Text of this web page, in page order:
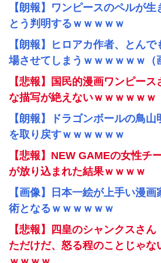
【朗報】ワンピースのペルが
とう判明するｗｗｗｗｗ
【朗報】ヒロアカ作者、とん
場させてしまうｗｗｗｗｗｗ（
【悲報】国民的漫画ワンピー
な描写が絶えないｗｗｗｗｗｗ
【朗報】ドラゴンボールの鳥
を取り戻すｗｗｗｗｗｗ
【悲報】NEW GAMEの女性チ
が放り込まれた結果ｗｗｗｗ
【画像】日本一絵が上手い漫
術となるｗｗｗｗｗｗ
【悲報】四皇のシャンクスさ
ただけだ、怒る程のことじゃ